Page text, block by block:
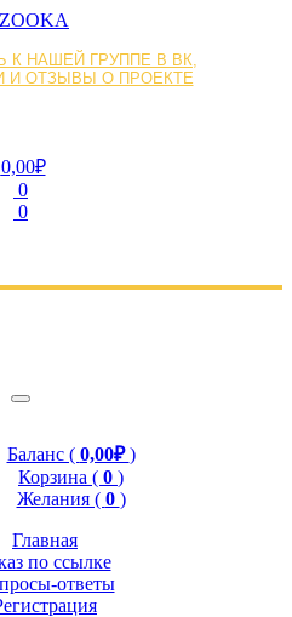
К НАШЕЙ ГРУППЕ В ВК,
И ОТЗЫВЫ О ПРОЕКТЕ
0,00₽
0
0
Баланс ( 0,00₽)
Корзина ( 0 )
Желания ( 0 )
Главная
по ссылке
ответы